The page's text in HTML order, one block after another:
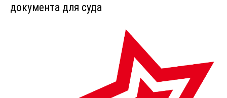
документа для суда